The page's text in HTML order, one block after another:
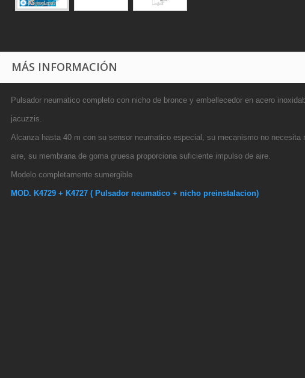
MÁS INFORMACIÓN
Pulsador neumatico completo con nicho de bronce y embellecedor en acero
jacuzzis.
Alcanza hasta 40 m con su sensor neumatico especial, su mecanismo no necesita
aire, su membrana de goma gruesa proporciona suficiente impulso de aire.
Modelo completamente sumergible
MOD. K4729 + K4727 ( Pulsador neumatico + nicho preinstalacion)